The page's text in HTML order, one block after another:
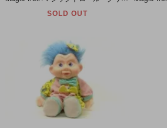
SOLD OUT